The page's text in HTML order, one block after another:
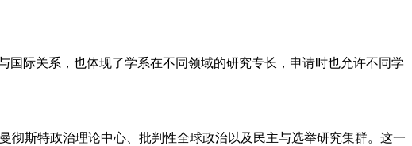
际关系，也体现了学系在不同领域的研究专长，申请时也允许不同学
斯特政治理论中心、批判性全球政治以及民主与选举研究集群。这一